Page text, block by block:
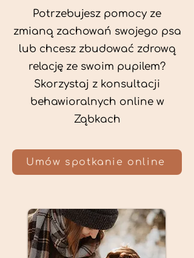
Potrzebujesz pomocy ze
zmianą zachowań swojego psa
lub chcesz zbudować zdrową
relację ze swoim pupilem?
Skorzystaj z konsultacji
behawioralnych online w
Ząbkach
Umów spotkanie online